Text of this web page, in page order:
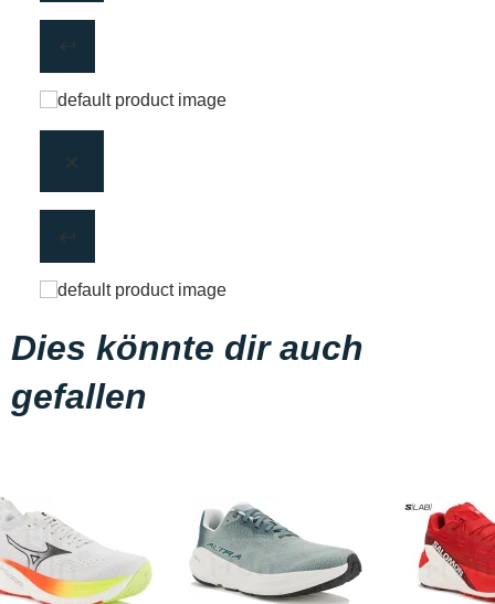
Dies könnte dir auch
gefallen